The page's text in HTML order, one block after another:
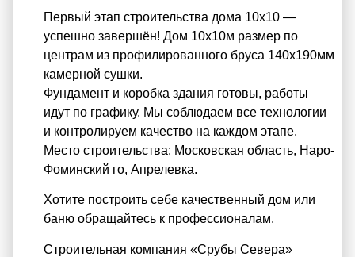
Первый этап строительства дома 10х10 —
успешно завершён! Дом 10х10м размер по
центрам из профилированного бруса 140х190мм
камерной сушки.
Фундамент и коробка здания готовы, работы
идут по графику. Мы соблюдаем все технологии
и контролируем качество на каждом этапе.
Место строительства: Московская область, Наро-
Фоминский го, Апрелевка.
Хотите построить себе качественный дом или
баню обращайтесь к профессионалам.
Строительная компания «Срубы Севера»